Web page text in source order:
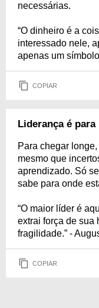
necessárias.
“O dinheiro é a
interessado nele,
apenas um
COPIAR
Liderança é para
Para chegar
mesmo que
aprendizado. Só
sabe para onde
“O maior líder é
extrai força de sua
fragilidade.” -
COPIAR